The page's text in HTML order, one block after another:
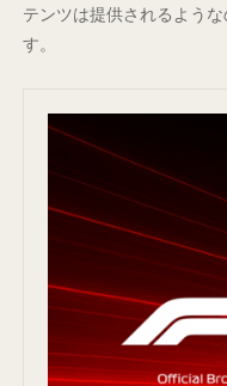
テンツは提供されるよう
す。